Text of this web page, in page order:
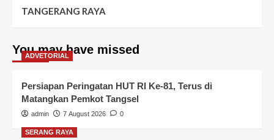
TANGERANG RAYA
You may have missed
ADVETORIAL
Persiapan Peringatan HUT RI Ke-81, Terus di
Matangkan Pemkot Tangsel
admin 7 August 2026 0
SERANG RAYA